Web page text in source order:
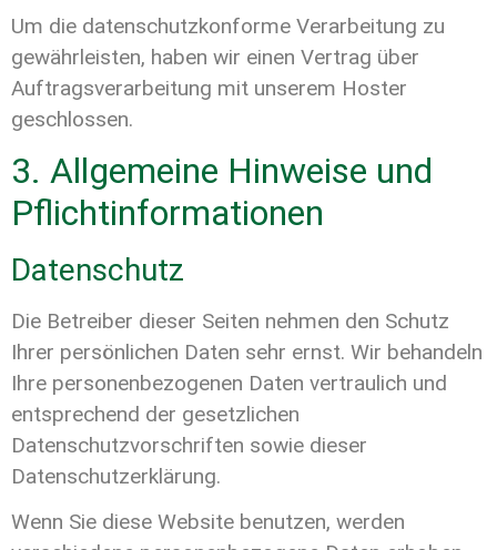
Um die datenschutzkonforme Verarbeitung zu
gewährleisten, haben wir einen Vertrag über
Auftragsverarbeitung mit unserem Hoster
geschlossen.
3. Allgemeine Hinweise und
Pflichtinformationen
Datenschutz
Die Betreiber dieser Seiten nehmen den Schutz
Ihrer persönlichen Daten sehr ernst. Wir behandeln
Ihre personenbezogenen Daten vertraulich und
entsprechend der gesetzlichen
Datenschutzvorschriften sowie dieser
Datenschutzerklärung.
Wenn Sie diese Website benutzen, werden